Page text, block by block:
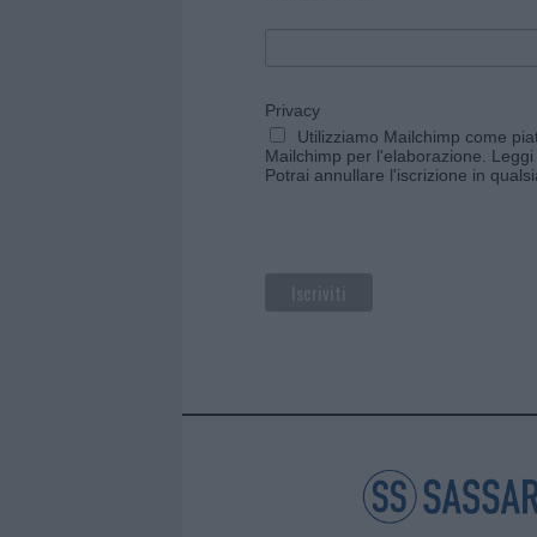
Privacy
Utilizziamo Mailchimp come
Mailchimp per l'elaborazione.
Potrai annullare l'iscrizione in